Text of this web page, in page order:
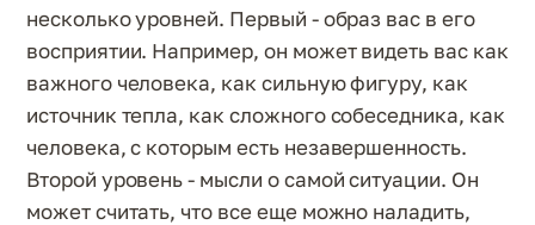
несколько уровней. Первый - образ вас в его
восприятии. Например, он может видеть вас как
важного человека, как сильную фигуру, как
источник тепла, как сложного собеседника, как
человека, с которым есть незавершенность.
Второй уровень - мысли о самой ситуации. Он
может считать, что все еще можно наладить,